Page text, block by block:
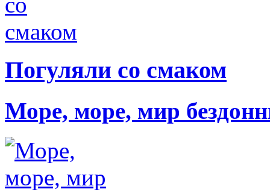
Погуляли со смаком
Море, море, мир